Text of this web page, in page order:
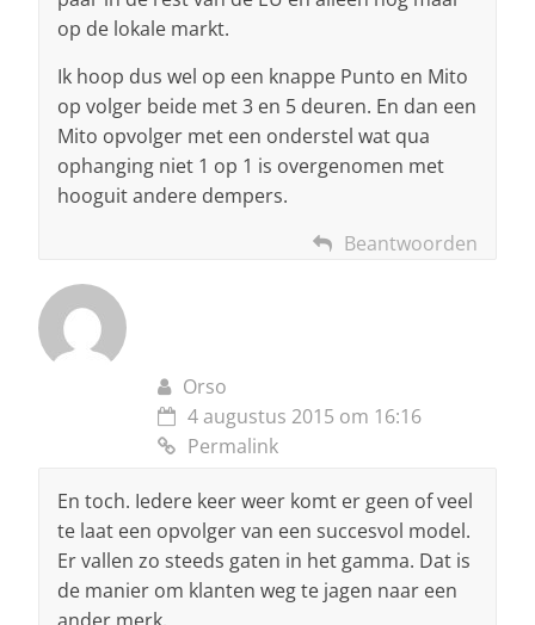
op de lokale markt.
Ik hoop dus wel op een knappe Punto en Mito
op volger beide met 3 en 5 deuren. En dan een
Mito opvolger met een onderstel wat qua
ophanging niet 1 op 1 is overgenomen met
hooguit andere dempers.
Beantwoorden
Orso
4 augustus 2015 om 16:16
Permalink
En toch. Iedere keer weer komt er geen of veel
te laat een opvolger van een succesvol model.
Er vallen zo steeds gaten in het gamma. Dat is
de manier om klanten weg te jagen naar een